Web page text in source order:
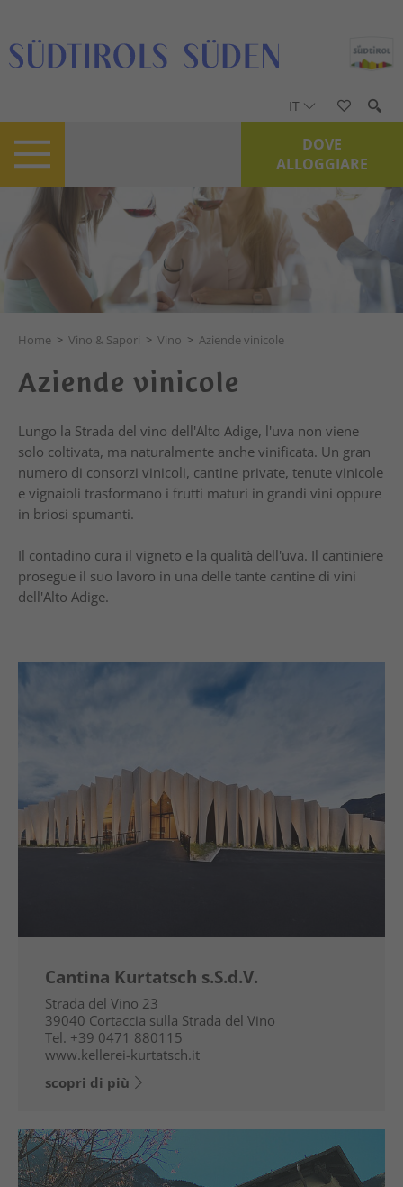
IT
DOVE
ALLOGGIARE
Home > Vino & Sapori > Vino > Aziende vinicole
Aziende vinicole
Lungo la Strada del vino dell'Alto Adige, l'uva non viene
solo coltivata, ma naturalmente anche vinificata. Un gran
numero di consorzi vinicoli, cantine private, tenute vinicole
e vignaioli trasformano i frutti maturi in grandi vini oppure
in briosi spumanti.
Il contadino cura il vigneto e la qualità dell'uva. Il cantiniere
prosegue il suo lavoro in una delle tante cantine di vini
dell'Alto Adige.
Cantina Kurtatsch s.S.d.V.
Strada del Vino 23
39040 Cortaccia sulla Strada del Vino
Tel. +39 0471 880115
www.kellerei-kurtatsch.it
scopri di più